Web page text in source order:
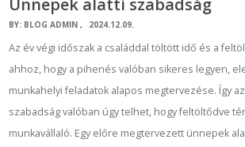
Ünnepek alatti szabadság
BY: BLOG ADMIN 2024.12.09.
Az év végi időszak a családdal töltött idő és a
ahhoz, hogy a pihenés valóban sikeres legyen,
munkahelyi feladatok alapos megtervezése. Így
szabadság valóban úgy telhet, hogy feltöltődve
munkavállaló. Egy előre megtervezett ünnepek